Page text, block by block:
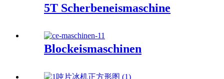
5T Scherbeneismaschine
Blockeismaschinen